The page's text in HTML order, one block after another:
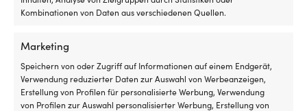
Kombinationen von Daten aus verschiedenen Quellen.
Marketing
Speichern von oder Zugriff auf Informationen auf einem Endgerät,
Verwendung reduzierter Daten zur Auswahl von Werbeanzeigen,
Erstellung von Profilen für personalisierte Werbung, Verwendung
von Profilen zur Auswahl personalisierter Werbung, Erstellung von
Notausleine Tohatsu
10,02€
MwSt. inkl.
WERDEN)
17,38€
MwSt. inkl.
1 VORRÄTIG